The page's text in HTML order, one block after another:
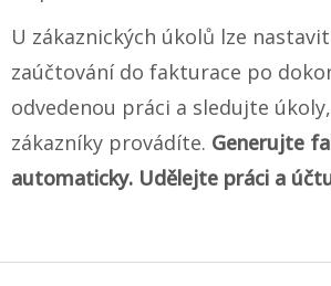
U zákaznických úkolů lze
zaúčtování do fakturace po
odvedenou práci a sledujte
zákazníky provádíte. Generujte
automaticky. Udělejte práci a